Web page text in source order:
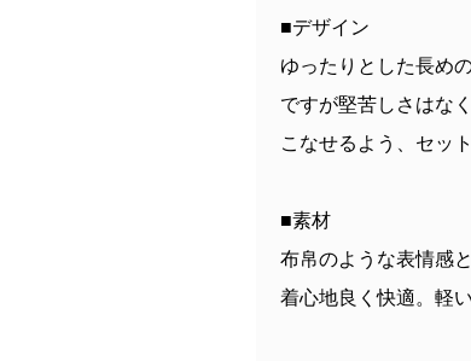
■デザイン
ゆったりとした長め
ですが堅苦しさはな
こなせるよう、セッ
■素材
布帛のような表情感
着心地良く快適。軽